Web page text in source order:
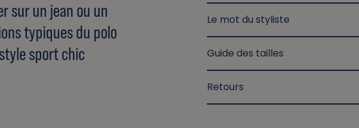
sur un jean ou un
typiques du polo
sport chic
Le mot du styliste
Guide des tailles
Retours